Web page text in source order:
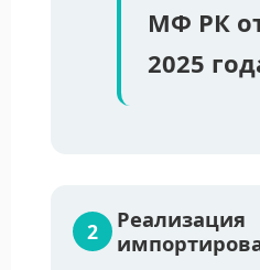
МФ РК
2025
Реализация